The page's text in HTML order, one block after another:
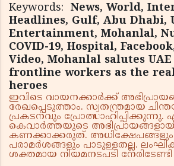
Keywords: News, World,
Headlines, Gulf, Abu Dhabi,
Entertainment, Mohanlal,
COVID-19, Hospital,
Video, Mohanlal salutes
frontline workers as the real
heroes
ഇവിടെ വായനക്കാർക്ക്
രേഖപ്പെടുത്താം. സ്വതന്ത്രമായ
പ്രകടനവും
കെവാർത്തയുടെ
കണക്കാക്കരുത്. അധിക്ഷേപങ്ങളും
പരാമർശങ്ങളും പാടുള്ളതല്ല.
ശക്തമായ നിയമനടപടി നേരിടേണ്ടി